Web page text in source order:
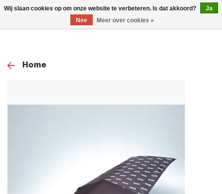
0
Home
Wij slaan cookies op om onze website te verbeteren. Is dat akkoord?
Ja
Nee
Meer over cookies »